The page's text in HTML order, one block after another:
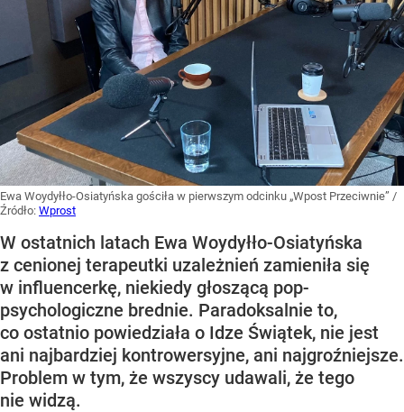
Ewa Woydyłło-Osiatyńska gościła w pierwszym odcinku „Wpost Przeciwnie” /
Źródło: Wprost
W ostatnich latach Ewa Woydyłło-Osiatyńska
z cenionej terapeutki uzależnień zamieniła się
w influencerkę, niekiedy głoszącą pop-
psychologiczne brednie. Paradoksalnie to,
co ostatnio powiedziała o Idze Świątek, nie jest
ani najbardziej kontrowersyjne, ani najgroźniejsze.
Problem w tym, że wszyscy udawali, że tego
nie widzą.